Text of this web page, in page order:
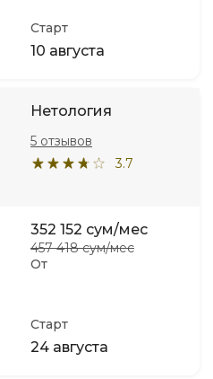
Старт
10 августа
Нетология
3.7
5 отзывов
От
352 152 сум/мес
457 418 сум/мес
Старт
24 августа